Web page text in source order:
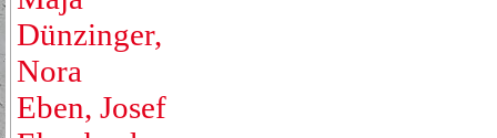
Dünzinger,
Nora
Eben, Josef